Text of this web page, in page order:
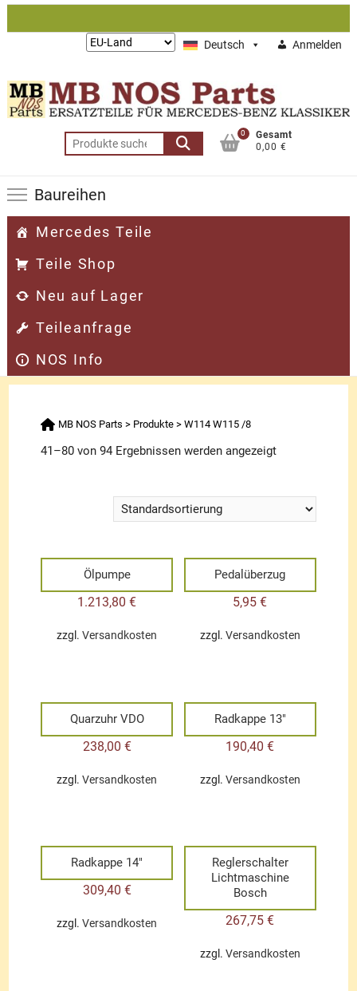
Zum
Deutsch Anmelden
Lieferung
Suchen
nach:
0
Gesamt
0,00 €
Baureihen
Mercedes Teile
Teile Shop
Neu auf Lager
Teileanfrage
NOS Info
MB NOS Parts > Produkte >W114 W115 /8
41–80 von 94 Ergebnissen werden angezeigt
Ölpumpe
1.213,80€
zzgl.Versandkosten
Pedalüberzug
5,95€
zzgl. Versandkosten
Quarzuhr VDO
238,00 €
zzgl.Versandkosten
Radkappe 13″
190,40€
zzgl. Versandkosten
Radkappe 14″
309,40 €
zzgl.Versandkosten
Reglerschalter
Lichtmaschine
Bosch
267,75€
zzgl. Versandkosten